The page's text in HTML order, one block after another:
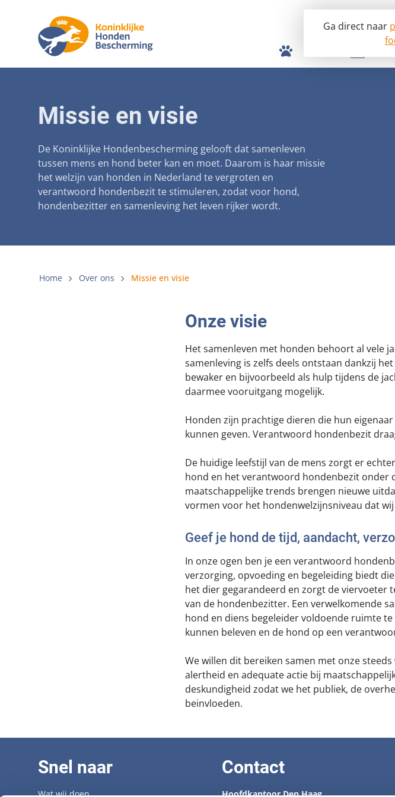
Ga direct naar
Afschaffing hondenbelasting
Landelijke registratie bijtincidenten
Verantwoord fokbeleid
Verbod op fokken met kortsnuitige
Bescherming tegen grasaren
Missie en visie
De Koninklijke Hondenbescherming gelooft dat samenleven
tussen mens en hond beter kan en moet. Daarom is haar missie
het welzijn van honden in Nederland te vergroten en
verantwoord hondenbezit te stimuleren, zodat voor hond,
hondenbezitter en samenleving het leven rijker wordt.
Home Over ons Missie en visie
Onze visie
Het samenleven met honden behoort al vele
samenleving is zelfs deels ontstaan dankzij
bewaker en bijvoorbeeld als hulp tijdens de
daarmee vooruitgang mogelijk.
Honden zijn prachtige dieren die hun
kunnen geven. Verantwoord hondenbezit
De huidige leefstijl van de mens zorgt er
hond en het verantwoord hondenbezit onder
maatschappelijke trends brengen nieuwe
vormen voor het hondenwelzijnsniveau dat
Geef je hond de tijd, aandacht,
In onze ogen ben je een verantwoord
verzorging, opvoeding en begeleiding biedt
het dier gegarandeerd en zorgt de viervoeter
van de hondenbezitter. Een verwelkomende
hond en diens begeleider voldoende ruimte
kunnen beleven en de hond op een
We willen dit bereiken samen met onze
alertheid en adequate actie bij
deskundigheid zodat we het publiek, de
beinvloeden.
Snel naar
Wat wij doen
Contact
Hoofdkantoor Den Haag